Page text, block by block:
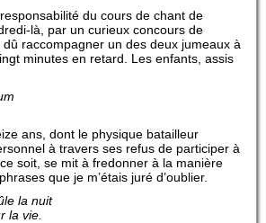
du cours de chant de
là, par un curieux concours de
raccompagner un des deux jumeaux à
minutes en retard. Les enfants, assis
ans, dont le physique batailleur
à travers ses refus de participer à
soit, se mit à fredonner à la manière
que je m’étais juré d’oublier.
la nuit
la vie.